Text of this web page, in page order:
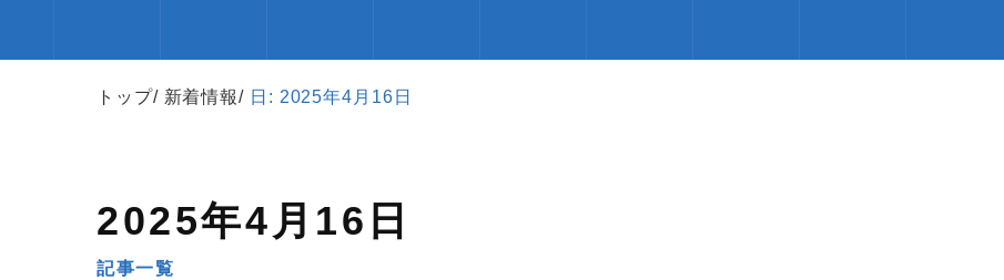
トップ 新着情報 日: 2025年4月16日
2025年4月16日
記事一覧